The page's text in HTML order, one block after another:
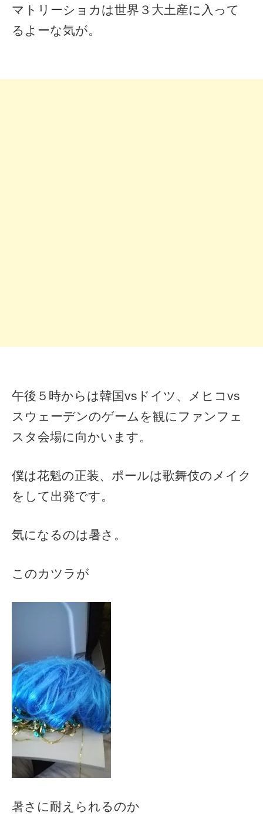
マトリーショカは世界３大土産に入って
るよーな気が。
午後５時からは韓国vsドイツ、メヒコvs
スウェーデンのゲームを観にファンフェ
スタ会場に向かいます。
僕は花魁の正装、ポールは歌舞伎のメイク
をして出発です。
気になるのは暑さ。
このカツラが
暑さに耐えられるのか